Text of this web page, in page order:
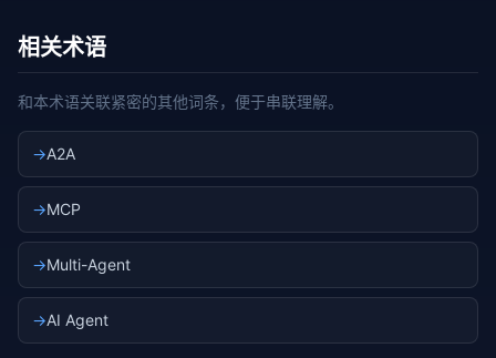
相关术语
和本术语关联紧密的其他词条，便于串联理解。
→A2A
→MCP
→Multi-Agent
→AI Agent